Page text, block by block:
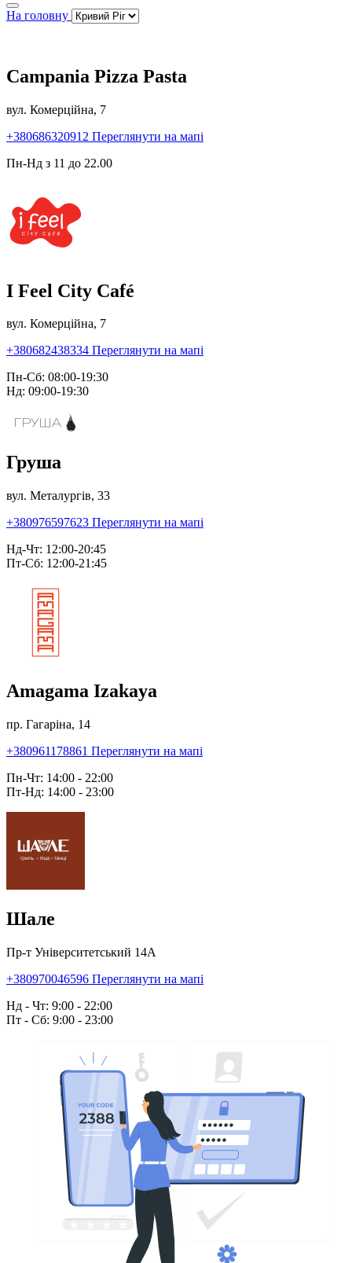
На головну
Campania Pizza Pasta
вул. Комерційна, 7
+380686320912 Переглянути на мапі
Пн-Нд з 11 до 22.00
I Feel City Café
вул. Комерційна, 7
+380682438334 Переглянути на мапі
Пн-Сб: 08:00-19:30
Нд: 09:00-19:30
Груша
вул. Металургів, 33
+380976597623 Переглянути на мапі
Нд-Чт: 12:00-20:45
Пт-Сб: 12:00-21:45
Amagama Izakaya
пр. Гагаріна, 14
+380961178861 Переглянути на мапі
Пн-Чт: 14:00 - 22:00
Пт-Нд: 14:00 - 23:00
Шале
Пр-т Університетський 14А
+380970046596 Переглянути на мапі
Нд - Чт: 9:00 - 22:00
Пт - Сб: 9:00 - 23:00